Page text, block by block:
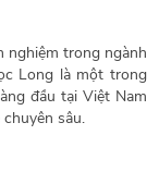
nghiệm trong ngành
Long là một trong
đầu tại Việt Nam
sâu.